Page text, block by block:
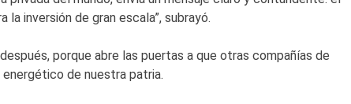
inversión de gran escala”, subrayó.
porque abre las puertas a que otras compañías de
de nuestra patria.